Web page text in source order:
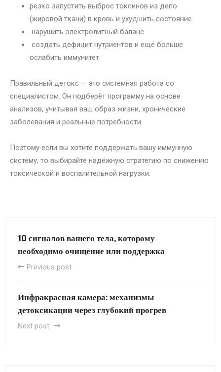
резко запустить выброс токсинов из депо
(жировой ткани) в кровь и ухудшить состояние
нарушить электролитный баланс
создать дефицит нутриентов и ещё больше
ослабить иммунитет
Правильный детокс — это системная работа со
специалистом. Он подберёт программу на основе
анализов, учитывая ваш образ жизни, хронические
заболевания и реальные потребности.
Поэтому если вы хотите поддержать вашу иммунную
систему, то выбирайте надёжную стратегию по снижению
токсической и воспалительной нагрузки.
10 сигналов вашего тела, которому
необходимо очищение или поддержка
Previous post
Инфракрасная камера: механизмы
детоксикации через глубокий прогрев
Next post